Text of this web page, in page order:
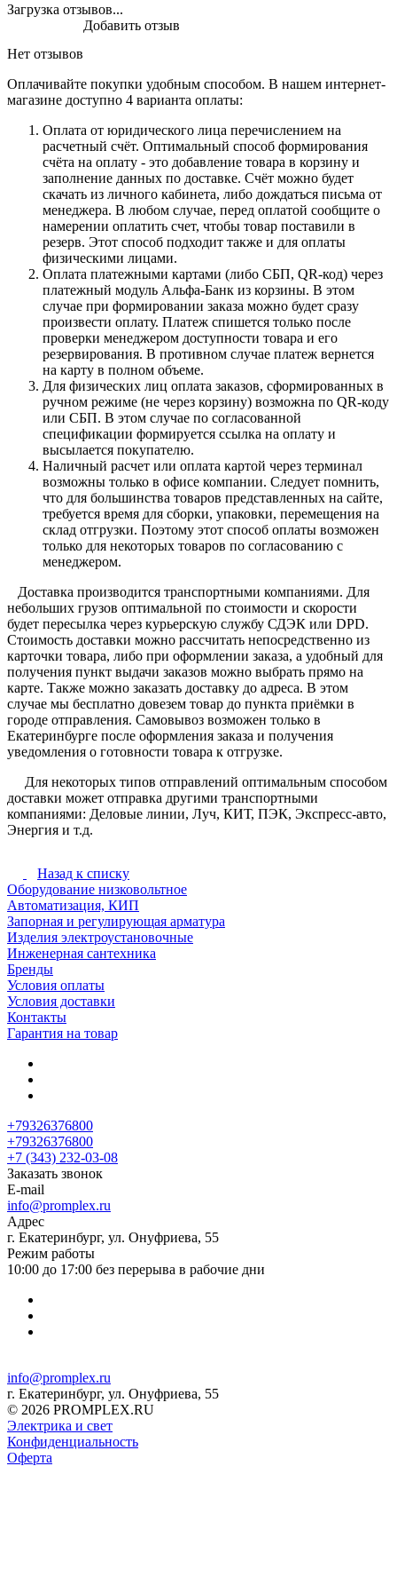
Загрузка отзывов...
Нет отзывов
Добавить отзыв
Оплачивайте покупки удобным способом. В нашем интернет-
магазине доступно 4 варианта оплаты:
Оплата от юридического лица перечислением на
расчетный счёт. Оптимальный способ формирования
счёта на оплату - это добавление товара в корзину и
заполнение данных по доставке. Счёт можно будет
скачать из личного кабинета, либо дождаться письма от
менеджера. В любом случае, перед оплатой сообщите о
намерении оплатить счет, чтобы товар поставили в
резерв. Этот способ подходит также и для оплаты
физическими лицами.
Оплата платежными картами (либо СБП, QR-код) через
платежный модуль Альфа-Банк из корзины. В этом
случае при формировании заказа можно будет сразу
произвести оплату. Платеж спишется только после
проверки менеджером доступности товара и его
резервирования. В противном случае платеж вернется
на карту в полном объеме.
Для физических лиц оплата заказов, сформированных в
ручном режиме (не через корзину) возможна по QR-коду
или СБП. В этом случае по согласованной
спецификации формируется ссылка на оплату и
высылается покупателю.
Наличный расчет или оплата картой через терминал
возможны только в офисе компании. Следует помнить,
что для большинства товаров представленных на сайте,
требуется время для сборки, упаковки, перемещения на
склад отгрузки. Поэтому этот способ оплаты возможен
только для некоторых товаров по согласованию с
менеджером.
Доставка производится транспортными компаниями. Для
небольших грузов оптимальной по стоимости и скорости
будет пересылка через курьерскую службу СДЭК или DPD.
Стоимость доставки можно рассчитать непосредственно из
карточки товара, либо при оформлении заказа, а удобный для
получения пункт выдачи заказов можно выбрать прямо на
карте. Также можно заказать доставку до адреса. В этом
случае мы бесплатно довезем товар до пункта приёмки в
городе отправления. Самовывоз возможен только в
Екатеринбурге после оформления заказа и получения
уведомления о готовности товара к отгрузке.
Для некоторых типов отправлений оптимальным способом
доставки может отправка другими транспортными
компаниями: Деловые линии, Луч, КИТ, ПЭК, Экспресс-авто,
Энергия и т.д.
Назад к списку
Оборудование низковольтное
Автоматизация, КИП
Запорная и регулирующая арматура
Изделия электроустановочные
Инженерная сантехника
Бренды
Условия оплаты
Условия доставки
Контакты
Гарантия на товар
+79326376800
+79326376800
+7 (343) 232-03-08
Заказать звонок
E-mail
info@promplex.ru
Адрес
г. Екатеринбург, ул. Онуфриева, 55
Режим работы
10:00 до 17:00 без перерыва в рабочие дни
info@promplex.ru
г. Екатеринбург, ул. Онуфриева, 55
© 2026 PROMPLEX.RU
Электрика и свет
Конфиденциальность
Оферта